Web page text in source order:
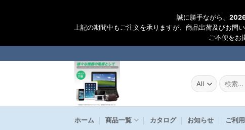
誠に勝手ながら、
上記の期間中もご注文を承りますが、商品出荷及びお問
ご不便をお
to
検
索
果:
ホーム 商品一覧 カタログ お知らせ ご利